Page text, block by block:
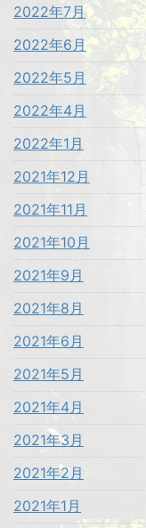
2022年7月
2022年6月
2022年5月
2022年4月
2022年1月
2021年12月
2021年11月
2021年10月
2021年9月
2021年8月
2021年6月
2021年5月
2021年4月
2021年3月
2021年2月
2021年1月